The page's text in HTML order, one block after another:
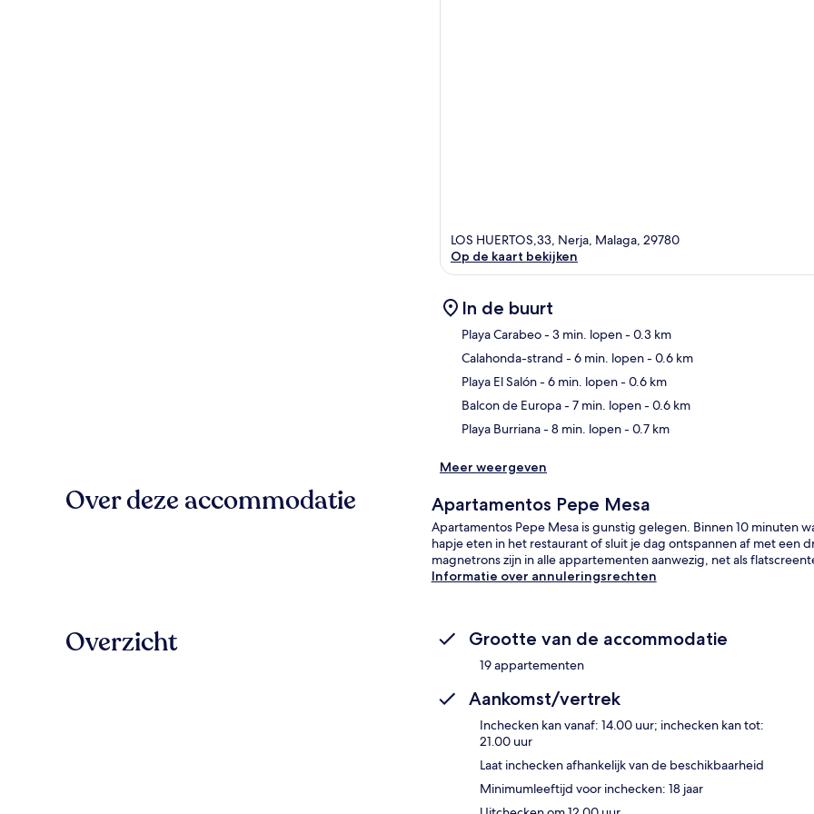
LOS HUERTOS,33, Nerja, Malaga, 29780
Op de kaart bekijken
In de buurt
Playa Carabeo- 3 min. lopen- 0.3 km
Calahonda-strand - 6 min. lopen- 0.6 km
Playa El Salón- 6 min. lopen- 0.6 km
Balcon de Europa- 7 min. lopen- 0.6 km
Playa Burriana- 8 min. lopen- 0.7 km
Meer weergeven
Over deze accommodatie Apartamentos Pepe Mesa
Apartamentos Pepe Mesa is gunstig gelegen. Binnen 10 minuten
hapje eten in het restaurant of sluit je dag ontspannen af met een
magnetrons zijn in alle appartementen aanwezig, net als
Informatie over annuleringsrechten
Overzicht Grootte van de accommodatie
19 appartementen
Aankomst/vertrek
Inchecken kan vanaf: 14.00 uur; inchecken kan tot:
21.00 uur
Laat inchecken afhankelijk van de beschikbaarheid
Minimumleeftijd voor inchecken: 18 jaar